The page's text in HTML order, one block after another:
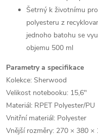
Šetrný k životnímu
polyesteru z
jednoho batohu se
objemu 500 ml
Parametry a specifikace
Kolekce: Sherwood
Velikost notebooku: 15,6"
Materiál: RPET Polyester/PU
Vnitřní materiál: Polyester
Vnější rozměry: 270 × 380 ×